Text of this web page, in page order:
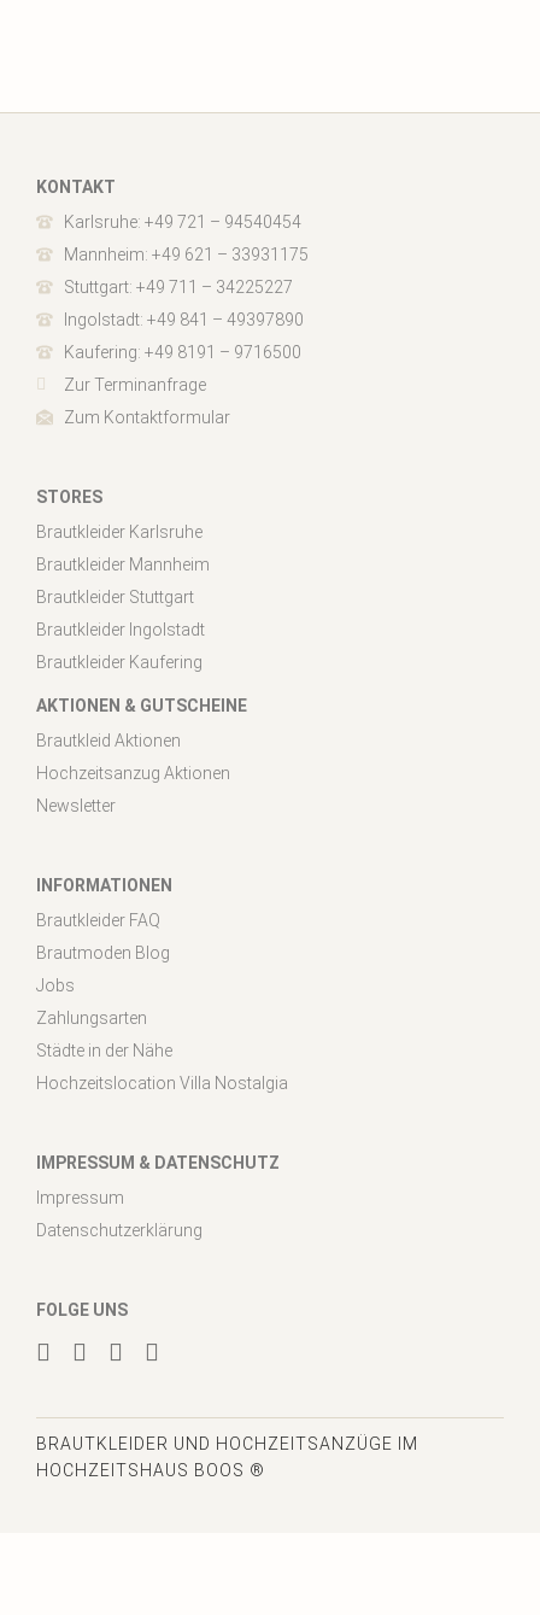
KONTAKT
Karlsruhe: +49 721 – 94540454
Mannheim: +49 621 – 33931175
Stuttgart: +49 711 – 34225227
Ingolstadt: +49 841 – 49397890
Kaufering: +49 8191 – 9716500
Zur Terminanfrage
Zum Kontaktformular
STORES
Brautkleider Karlsruhe
Brautkleider Mannheim
Brautkleider Stuttgart
Brautkleider Ingolstadt
Brautkleider Kaufering
AKTIONEN & GUTSCHEINE
Brautkleid Aktionen
Hochzeitsanzug Aktionen
Newsletter
INFORMATIONEN
Brautkleider FAQ
Brautmoden Blog
Jobs
Zahlungsarten
Städte in der Nähe
Hochzeitslocation Villa Nostalgia
IMPRESSUM & DATENSCHUTZ
Impressum
Datenschutzerklärung
FOLGE UNS
BRAUTKLEIDER UND HOCHZEITSANZÜGE IM
HOCHZEITSHAUS BOOS ®